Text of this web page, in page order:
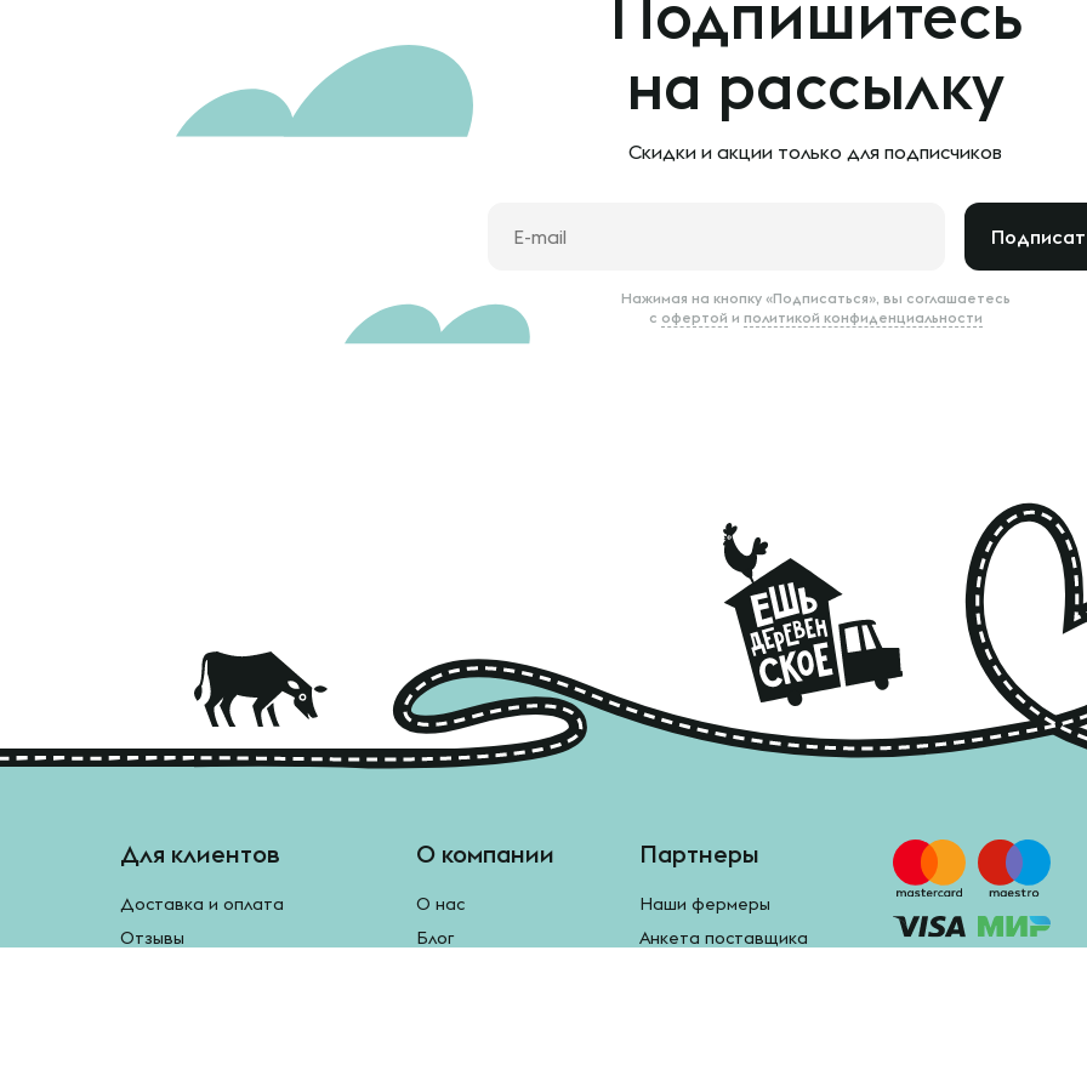
Подпишитесь
на рассылку
Скидки и акции только для подписчиков
Нажимая на кнопку «Подписаться», вы соглашаетесь
с офертой и политикой конфиденциальности
Для клиентов
Доставка и оплата
Отзывы
О компании
О нас
Блог
Партнеры
Наши фермеры
Анкета поставщика